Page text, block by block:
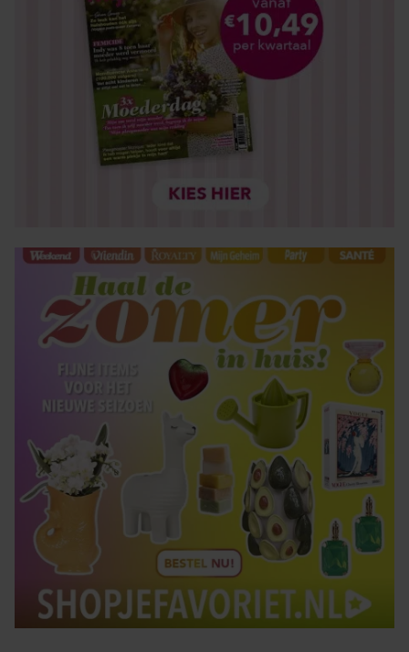
informatie over uw gebruik van onze site met onze
partners voor social media, adverteren en analyse. Deze
partners kunnen deze gegevens combineren met andere
informatie die u aan ze heeft verstrekt of die ze hebben
verzameld op basis van uw gebruik van hun services. U
gaat akkoord met onze cookies als u onze website blijft